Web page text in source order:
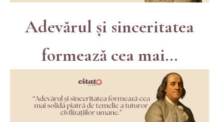
Adevărul și sinceritatea
formează cea mai...